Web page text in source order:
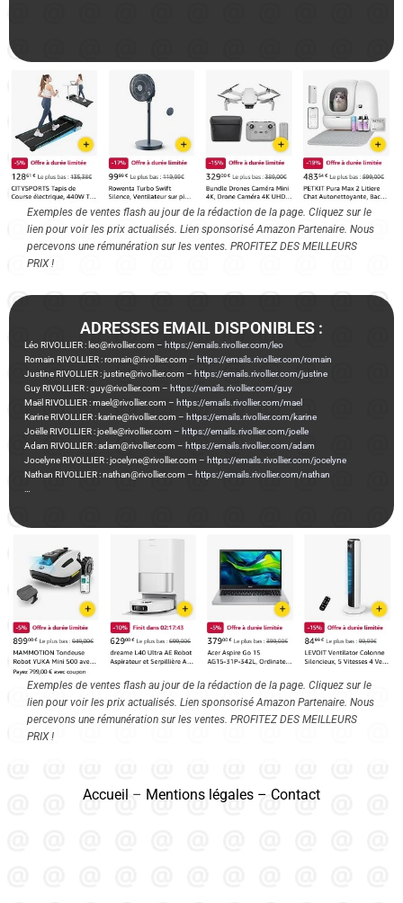
Exemples de ventes flash au jour de la rédaction de la page. Cliquez sur le
lien pour voir les prix actualisés. Lien sponsorisé Amazon Partenaire. Nous
percevons une rémunération sur les ventes. PROFITEZ DES MEILLEURS
PRIX !
ADRESSES EMAIL DISPONIBLES :
Léo RIVOLLIER : leo@rivollier.com – https://emails.rivollier.com/leo
Romain RIVOLLIER : romain@rivollier.com – https://emails.rivollier.com/romain
Justine RIVOLLIER : justine@rivollier.com – https://emails.rivollier.com/justine
Guy RIVOLLIER : guy@rivollier.com – https://emails.rivollier.com/guy
Maël RIVOLLIER : mael@rivollier.com – https://emails.rivollier.com/mael
Karine RIVOLLIER : karine@rivollier.com – https://emails.rivollier.com/karine
Joëlle RIVOLLIER : joelle@rivollier.com – https://emails.rivollier.com/joelle
Adam RIVOLLIER : adam@rivollier.com – https://emails.rivollier.com/adam
Jocelyne RIVOLLIER : jocelyne@rivollier.com – https://emails.rivollier.com/jocelyne
Nathan RIVOLLIER : nathan@rivollier.com – https://emails.rivollier.com/nathan
Exemples de ventes flash au jour de la rédaction de la page. Cliquez sur le
lien pour voir les prix actualisés. Lien sponsorisé Amazon Partenaire. Nous
percevons une rémunération sur les ventes. PROFITEZ DES MEILLEURS
PRIX !
Accueil – Mentions légales – Contact